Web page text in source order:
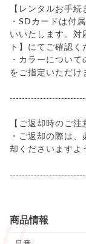
【レンタルお手
・SDカードは付
いいたします。対
ト】にてご確認く
・カラーについ
をご指定いただけ
【ご返却時のご注
・ご返却の際は
却くださいますよ
商品情報